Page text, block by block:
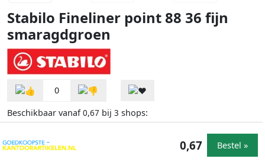
Stabilo Fineliner point 88 36 fijn
smaragdgroen
0
Beschikbaar vanaf0,67 bij 3 shops:
0,67 Bestel »